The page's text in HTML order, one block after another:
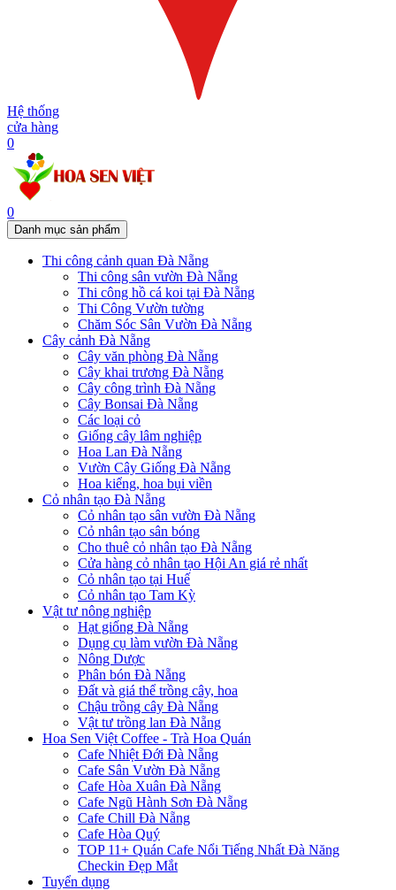
Hệ thống
cửa hàng
0
0
Danh mục sản phẩm
Thi công cảnh quan Đà Nẵng
Thi công sân vườn Đà Nẵng
Thi công hồ cá koi tại Đà Nẵng
Thi Công Vườn tường
Chăm Sóc Sân Vườn Đà Nẵng
Cây cảnh Đà Nẵng
Cây văn phòng Đà Nẵng
Cây khai trương Đà Nẵng
Cây công trình Đà Nẵng
Cây Bonsai Đà Nẵng
Các loại cỏ
Giống cây lâm nghiệp
Hoa Lan Đà Nẵng
Vườn Cây Giống Đà Nẵng
Hoa kiểng, hoa bụi viền
Cỏ nhân tạo Đà Nẵng
Cỏ nhân tạo sân vườn Đà Nẵng
Cỏ nhân tạo sân bóng
Cho thuê cỏ nhân tạo Đà Nẵng
Cửa hàng cỏ nhân tạo Hội An giá rẻ nhất
Cỏ nhân tạo tại Huế
Cỏ nhân tạo Tam Kỳ
Vật tư nông nghiệp
Hạt giống Đà Nẵng
Dụng cụ làm vườn Đà Nẵng
Nông Dược
Phân bón Đà Nẵng
Đất và giá thể trồng cây, hoa
Chậu trồng cây Đà Nẵng
Vật tư trồng lan Đà Nẵng
Hoa Sen Việt Coffee - Trà Hoa Quán
Cafe Nhiệt Đới Đà Nẵng
Cafe Sân Vườn Đà Nẵng
Cafe Hòa Xuân Đà Nẵng
Cafe Ngũ Hành Sơn Đà Nẵng
Cafe Chill Đà Nẵng
Cafe Hòa Quý
TOP 11+ Quán Cafe Nổi Tiếng Nhất Đà Năng
Checkin Đẹp Mắt
Tuyển dụng